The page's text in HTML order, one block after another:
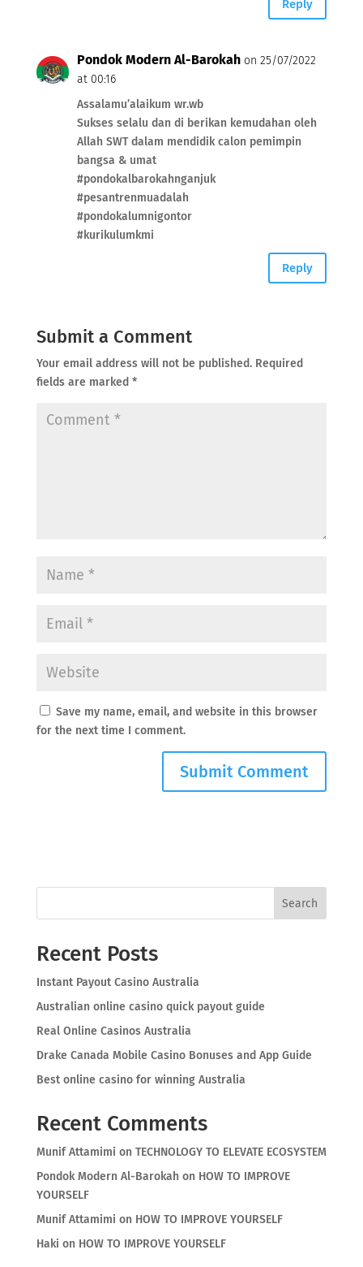
Reply
Pondok Modern Al-Barokah on 25/07/2022
at 00:16
Assalamu’alaikum wr.wb
Sukses selalu dan di berikan kemudahan oleh
Allah SWT dalam mendidik calon pemimpin
bangsa & umat
#pondokalbarokahnganjuk
#pesantrenmuadalah
#pondokalumnigontor
#kurikulumkmi
Reply
Submit a Comment
Your email address will not be published. Required
fields are marked *
Save my name, email, and website in this browser
for the next time I comment.
Search
Recent Posts
Instant Payout Casino Australia
Australian online casino quick payout guide
Real Online Casinos Australia
Drake Canada Mobile Casino Bonuses and App Guide
Best online casino for winning Australia
Recent Comments
Munif Attamimi on TECHNOLOGY TO ELEVATE ECOSYSTEM
Pondok Modern Al-Barokah on HOW TO IMPROVE
YOURSELF
Munif Attamimi on HOW TO IMPROVE YOURSELF
Haki on HOW TO IMPROVE YOURSELF